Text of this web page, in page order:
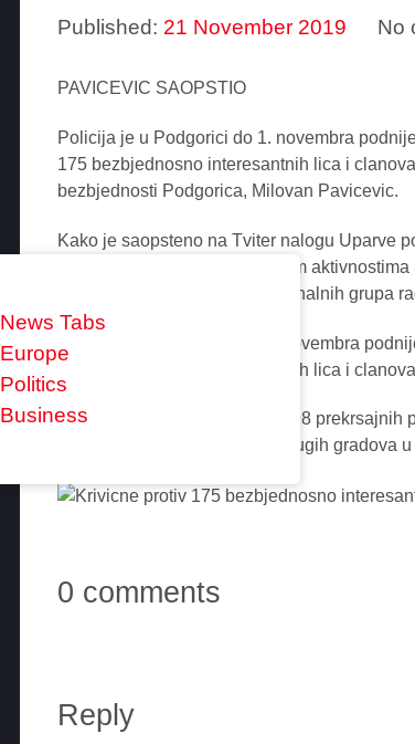
News Tabs
Europe
Politics
Business
Published: 21 November 2019 No
PAVICEVIC SAOPSTIO
Policija je u Podgorici do 1. novembra
175 bezbjednosno interesantnih lica i
bezbjednosti Podgorica, Milovan Pavicevic.
Kako je saopsteno na Tviter nalogu Uparve
nastaviti sa proaktivno istraznim
clanovima organizovanih kriminalnih grupa
“Policija je u Podgorici do 1. novembra
175 bezbjednosno interesantnih lica i
Takode, dodao je Pavicevic, 698 prekrsajnih
lica sa podrucja Podgorice i drugih gradova
0 comments
Reply